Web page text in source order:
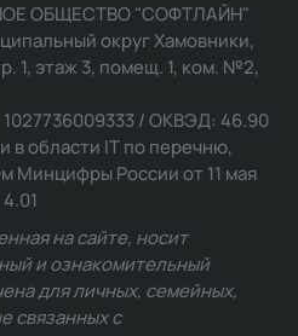
ОБЩЕСТВО "СОФТЛАЙН"
округ Хамовники,
1, этаж 3, помещ. 1, ком. №2,
/ ОКВЭД: 46.90
в области IT по перечню,
Минцифры России от 11 мая
на сайте, носит
и ознакомительный
для личных, семейных,
связанных с